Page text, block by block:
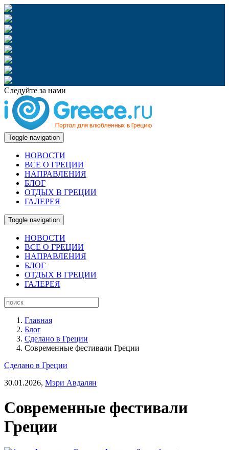
Следуйте за нами
Toggle navigation
НОВОСТИ
ВСЕ О ГРЕЦИИ
НАПРАВЛЕНИЯ
БЛОГ
ОТДЫХ В ГРЕЦИИ
ГАЛЕРЕЯ
Toggle navigation
НОВОСТИ
ВСЕ О ГРЕЦИИ
НАПРАВЛЕНИЯ
БЛОГ
ОТДЫХ В ГРЕЦИИ
ГАЛЕРЕЯ
Главная
Блог
Сделано в Греции
Современные фестивали Греции
Сделано в Греции
30.01.2026, Мэри Авдалян
Современные фестивали
Греции